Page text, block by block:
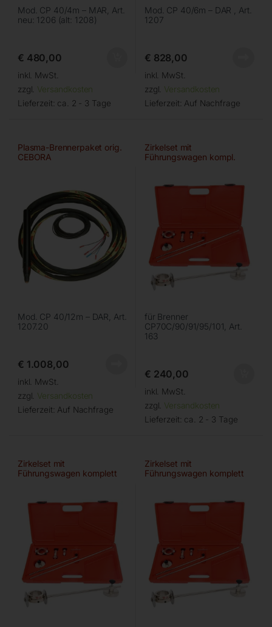
Mod. CP 40/4m – MAR, Art.
neu: 1206 (alt: 1208)
€ 480,00
inkl. MwSt.
zzgl. Versandkosten
Lieferzeit: ca. 2 - 3 Tage
Mod. CP 40/6m – DAR , Art.
1207
€ 828,00
inkl. MwSt.
zzgl. Versandkosten
Lieferzeit: Auf Nachfrage
Plasma-Brennerpaket orig.
CEBORA
Mod. CP 40/12m – DAR, Art.
1207.20
€ 1.008,00
inkl. MwSt.
zzgl. Versandkosten
Lieferzeit: Auf Nachfrage
Zirkelset mit
Führungswagen kompl.
für Brenner
CP70C/90/91/95/101, Art.
163
€ 240,00
inkl. MwSt.
zzgl. Versandkosten
Lieferzeit: ca. 2 - 3 Tage
Zirkelset mit
Führungswagen komplett
Zirkelset mit
Führungswagen komplett